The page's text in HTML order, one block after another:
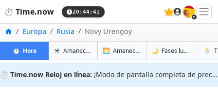
⏱️ Time.now 20:44:42 🇪🇸
InicioEuropa Rusia Novy Urengoy
⏱️ Horaen Novy Urengoy
☀️ Amanecer y atardecer en Novy Urengoy
🌅 Amanecer y atardecer mañana en
🌙 Fases lunares en
🌦️
⏱️ Time.now Reloj en línea: ¡Modo de pantalla completa de precisión!